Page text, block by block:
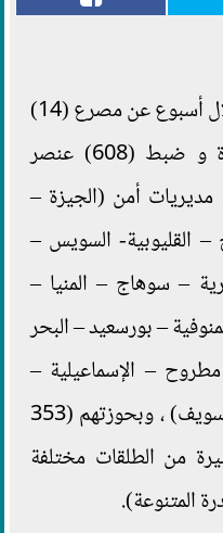
أسفرت جهود أجهزة الأمن خلال أسبوع عن مصرع (14)
عنصر إجرامي شديد الخطورة و ضبط (608) عنصر
أمن (الجيزة –
القليوبية- السويس –
– سوهاج – المنيا –
– بورسعيد – البحر
– الإسماعيلية –
الفيوم – الوادي الجديد – بنى سويف) ، وبحوزتهم (353
من الطلقات مختلفة
المتنوعة).